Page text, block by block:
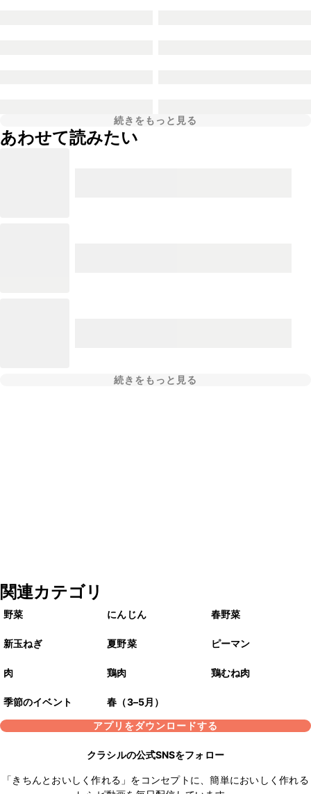
続きをもっと見る
あわせて読みたい
続きをもっと見る
関連カテゴリ
野菜 にんじん 春野菜
新玉ねぎ 夏野菜 ピーマン
肉 鶏肉 鶏むね肉
季節のイベント
春（3–5月）
アプリをダウンロードする
クラシルの公式SNSをフォロー
「きちんとおいしく作れる」をコンセプトに、簡単においしく作れる